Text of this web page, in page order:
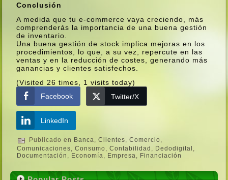
Conclusión
A medida que tu e-commerce vaya creciendo, más
comprenderás la importancia de una buena gestión
de inventario.
Una buena gestión de stock implica mejoras en los
procedimientos, lo que, a su vez, repercute en las
ventas y en la reducción de costes, generando más
ganancias y clientes satisfechos.
(Visited 26 times, 1 visits today)
Facebook
Twitter/X
LinkedIn
Publicado en Banca,Clientes,Comercio,
Comunicaciones
,Consumo ,Contabilidad Dedodigital
Documentación
Economí­a Empresa Financiación